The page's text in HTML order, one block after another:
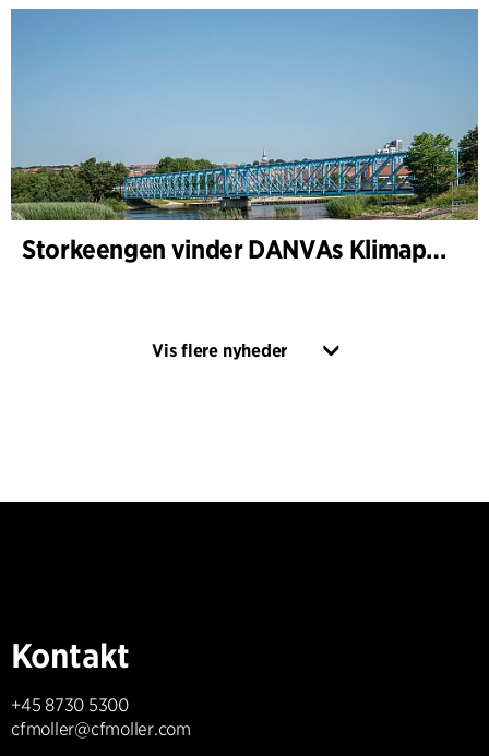
Storkeengen vinder DANVAs Klimapris 2025 – og bygger videre på tidligere arkitekturanerkendelse
Vis flere nyheder
Kontakt
+45 8730 5300
cfmoller@cfmoller.com